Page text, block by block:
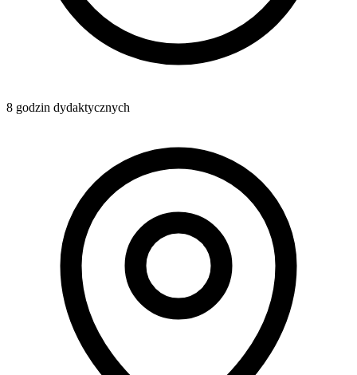
8 godzin dydaktycznych